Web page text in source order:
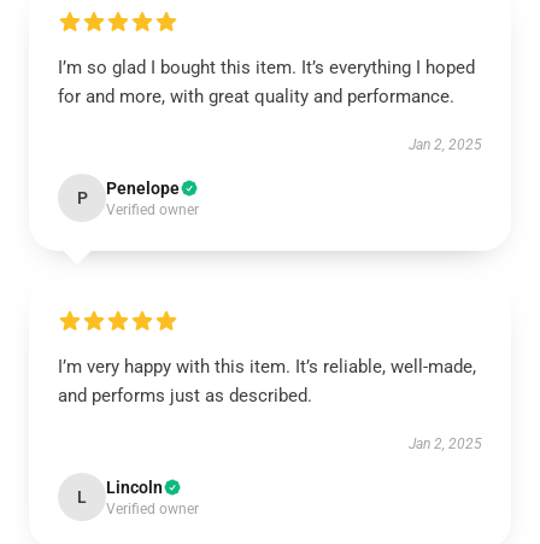
I’m so glad I bought this item. It’s everything I hoped
for and more, with great quality and performance.
Jan 2, 2025
P Penelope
Verified owner
I’m very happy with this item. It’s reliable, well-made,
and performs just as described.
Jan 2, 2025
L Lincoln
Verified owner